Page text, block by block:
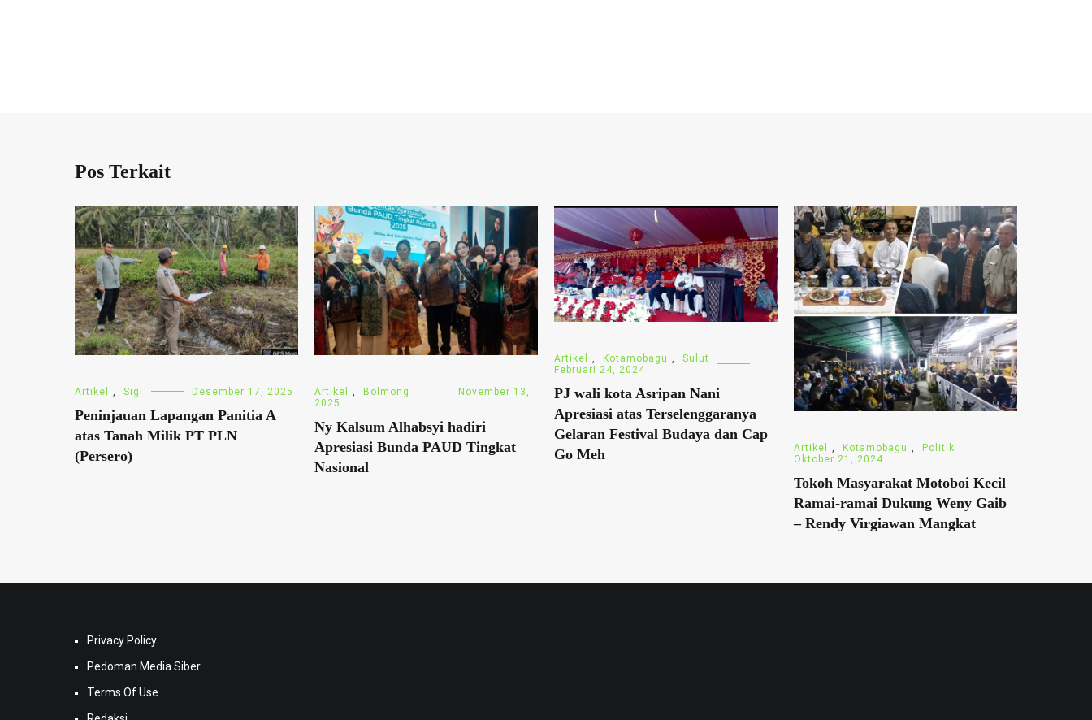
Pos Terkait
Artikel Sigi Desember 17, 2025
Peninjauan Lapangan Panitia A
atas Tanah Milik PT PLN
(Persero)
Artikel Bolmong
November 13,
2025
Ny Kalsum Alhabsyi hadiri
Apresiasi Bunda PAUD Tingkat
Nasional
Artikel Kotamobagu
Sulut
Februari 24, 2024
PJ wali kota Asripan Nani
Apresiasi atas Terselenggaranya
Gelaran Festival Budaya dan Cap
Go Meh
Artikel Kotamobagu
Politik
Oktober 21, 2024
Tokoh Masyarakat Motoboi Kecil
Ramai-ramai Dukung Weny Gaib
– Rendy Virgiawan Mangkat
Privacy Policy
Pedoman Media Siber
Terms Of Use